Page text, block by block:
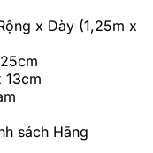
x Dày (1,25m x
13cm
sách Hãng